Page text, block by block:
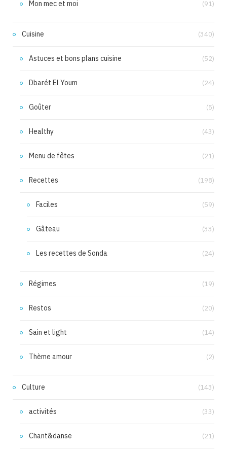
Mon mec et moi (91)
Cuisine (340)
Astuces et bons plans cuisine (52)
Dbarét El Youm (24)
Goûter (5)
Healthy (43)
Menu de fêtes (21)
Recettes (198)
Faciles (59)
Gâteau (33)
Les recettes de Sonda (24)
Régimes (19)
Restos (20)
Sain et light (14)
Thème amour (2)
Culture (143)
activités (33)
Chant&danse (21)